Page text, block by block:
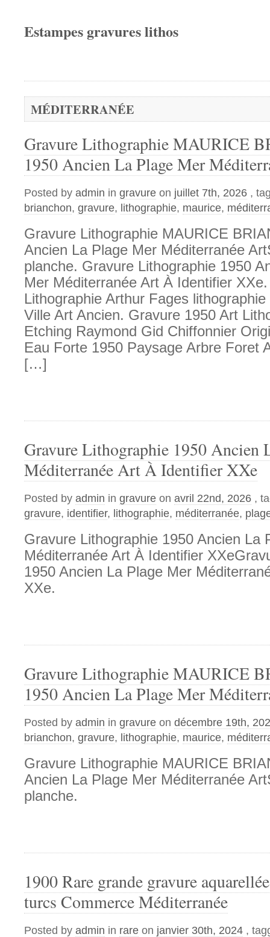
Estampes gravures lithos
MÉDITERRANÉE
Gravure Lithographie MAURICE
1950 Ancien La Plage Mer
Posted by admin in gravure on juillet 7th, 2026 ,
brianchon, gravure, lithographie, maurice,
Gravure Lithographie MAURICE
Ancien La Plage Mer Méditerranée
planche. Gravure Lithographie 1950
Mer Méditerranée Art À Identifier
Lithographie Arthur Fages
Ville Art Ancien. Gravure 1950 Art
Etching Raymond Gid Chiffonnier
Eau Forte 1950 Paysage Arbre Foret
[…]
Gravure Lithographie 1950 Ancien
Méditerranée Art À Identifier XXe
Posted by admin in gravure on avril 22nd, 2026 ,
gravure, identifier, lithographie, méditerranée,
Gravure Lithographie 1950 Ancien La
Méditerranée Art À Identifier
1950 Ancien La Plage Mer
XXe.
Gravure Lithographie MAURICE
1950 Ancien La Plage Mer
Posted by admin in gravure on décembre 19th,
brianchon, gravure, lithographie, maurice,
Gravure Lithographie MAURICE
Ancien La Plage Mer Méditerranée
planche.
1900 Rare grande gravure
turcs Commerce Méditerranée
Posted by admin in rare on janvier 30th, 2024 ,